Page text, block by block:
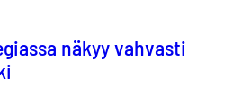
näkyy vahvasti